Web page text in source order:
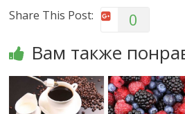
Share This Post: 0
Вам также